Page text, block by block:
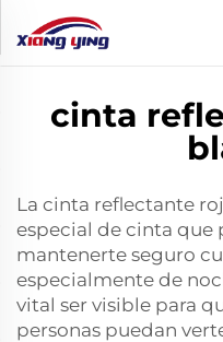
cinta
La cinta reflectante
especial de cinta que
mantenerte seguro
especialmente de
vital ser visible para
personas puedan